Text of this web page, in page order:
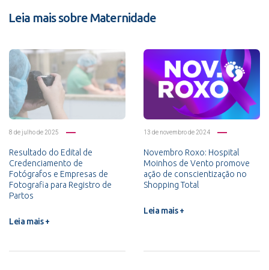
Leia mais sobre Maternidade
8 de julho de 2025
Resultado do Edital de
Credenciamento de
Fotógrafos e Empresas de
Fotografia para Registro de
Partos
Leia mais +
13 de novembro de 2024
Novembro Roxo: Hospital
Moinhos de Vento promove
ação de conscientização no
Shopping Total
Leia mais +